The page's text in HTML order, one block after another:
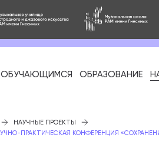
ОБУЧАЮЩИМСЯ ОБРАЗОВАНИЕ
НАУЧНЫЕ ПРОЕКТЫ
ПРАКТИЧЕСКАЯ КОНФЕРЕНЦИЯ